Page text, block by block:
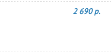
2 690 р.